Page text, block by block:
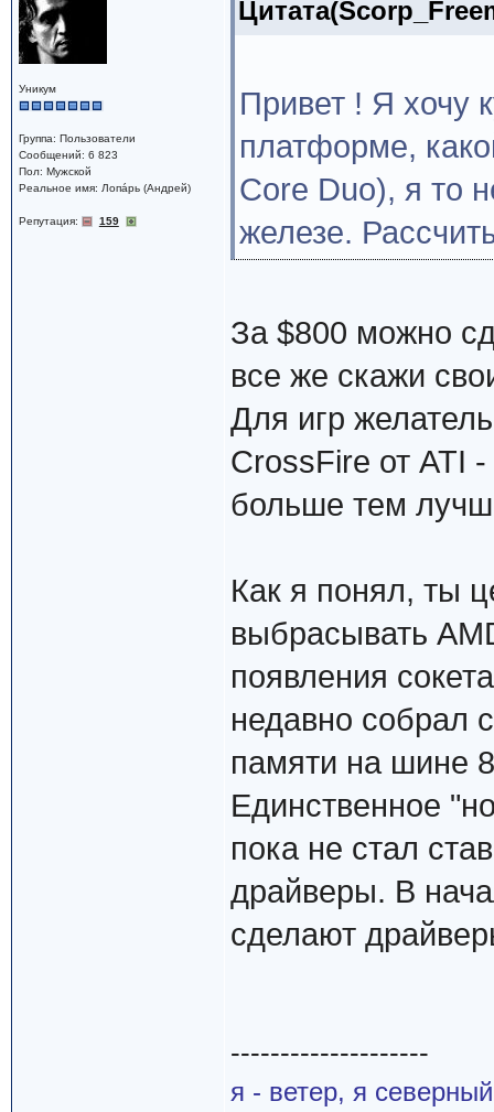
Уникум
Группа: Пользователи
Сообщений: 6 823
Пол: Мужской
Реальное имя: Лопáрь (Андрей)
Репутация: 159
Привет ! Я хочу
платформе,
Core Duo), я то
железе.
За $800 можно
все же скажи
Для игр
CrossFire от ATI
больше тем
Как я понял, ты
выбрасывать
появления
недавно собрал
памяти на шине
Единственное
пока не стал
драйверы. В
сделают
--------------------
я - ветер, я